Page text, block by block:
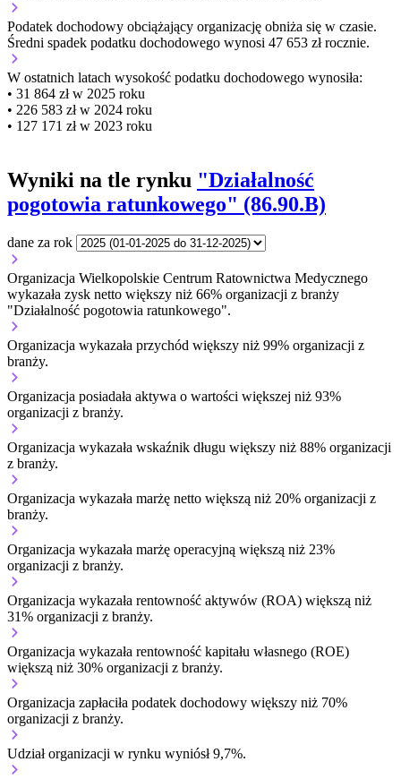
Podatek dochodowy obciążający organizację obniża się w czasie.
Średni spadek podatku dochodowego wynosi 47 653 zł rocznie.
W ostatnich latach wysokość podatku dochodowego wynosiła:
• 31 864 zł w 2025 roku
• 226 583 zł w 2024 roku
• 127 171 zł w 2023 roku
Wyniki na tle rynku "Działalność
pogotowia ratunkowego" (86.90.B)
dane za rok
Organizacja Wielkopolskie Centrum Ratownictwa Medycznego
wykazała zysk netto większy niż 66% organizacji z branży
"Działalność pogotowia ratunkowego".
Organizacja wykazała przychód większy niż 99% organizacji z
branży.
Organizacja posiadała aktywa o wartości większej niż 93%
organizacji z branży.
Organizacja wykazała wskaźnik długu większy niż 88% organizacji
z branży.
Organizacja wykazała marżę netto większą niż 20% organizacji z
branży.
Organizacja wykazała marżę operacyjną większą niż 23%
organizacji z branży.
Organizacja wykazała rentowność aktywów (ROA) większą niż
31% organizacji z branży.
Organizacja wykazała rentowność kapitału własnego (ROE)
większą niż 30% organizacji z branży.
Organizacja zapłaciła podatek dochodowy większy niż 70%
organizacji z branży.
Udział organizacji w rynku wyniósł 9,7%.